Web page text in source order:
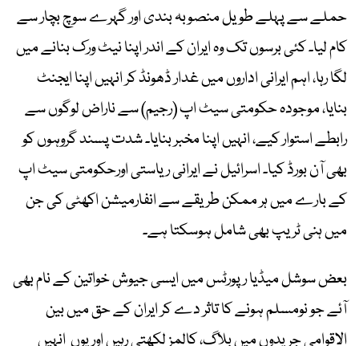
حملے سے پہلے طویل منصوبہ بندی اور گہرے سوچ بچار سے
کام لیا۔ کئی برسوں تک وہ ایران کے اندر اپنا نیٹ ورک بنانے میں
لگا رہا، اہم ایرانی اداروں میں غدار ڈھونڈ کر انہیں اپنا ایجنٹ
بنایا، موجودہ حکومتی سیٹ اپ (رجیم) سے ناراض لوگوں سے
رابطے استوار کیے، انہیں اپنا مخبر بنایا۔ شدت پسند گروہوں کو
بھی آن بورڈ کیا۔ اسرائیل نے ایرانی ریاستی اورحکومتی سیٹ اپ
کے بارے میں ہر ممکن طریقے سے انفارمیشن اکھٹی کی جن
میں ہنی ٹریپ بھی شامل ہوسکتا ہے۔
بعض سوشل میڈیا رپورٹس میں ایسی جیوش خواتین کے نام بھی
آئے جو نومسلم ہونے کا تاثر دے کر ایران کے حق میں بین
الاقوامی جریدوں میں بلاگ، کالمز لکھتی رہیں اور یوں انہیں